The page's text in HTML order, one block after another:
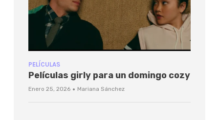
PELÍCULAS
Películas girly para un domingo cozy
Enero 25, 2026 · Mariana Sánchez